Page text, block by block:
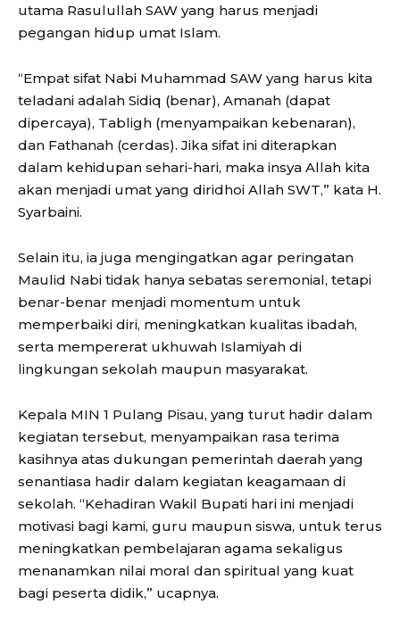
utama Rasulullah SAW yang harus menjadi
pegangan hidup umat Islam.
“Empat sifat Nabi Muhammad SAW yang harus kita
teladani adalah Sidiq (benar), Amanah (dapat
dipercaya), Tabligh (menyampaikan kebenaran),
dan Fathanah (cerdas). Jika sifat ini diterapkan
dalam kehidupan sehari-hari, maka insya Allah kita
akan menjadi umat yang diridhoi Allah SWT,” kata H.
Syarbaini.
Selain itu, ia juga mengingatkan agar peringatan
Maulid Nabi tidak hanya sebatas seremonial, tetapi
benar-benar menjadi momentum untuk
memperbaiki diri, meningkatkan kualitas ibadah,
serta mempererat ukhuwah Islamiyah di
lingkungan sekolah maupun masyarakat.
Kepala MIN 1 Pulang Pisau, yang turut hadir dalam
kegiatan tersebut, menyampaikan rasa terima
kasihnya atas dukungan pemerintah daerah yang
senantiasa hadir dalam kegiatan keagamaan di
sekolah. “Kehadiran Wakil Bupati hari ini menjadi
motivasi bagi kami, guru maupun siswa, untuk terus
meningkatkan pembelajaran agama sekaligus
menanamkan nilai moral dan spiritual yang kuat
bagi peserta didik,” ucapnya.